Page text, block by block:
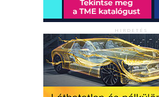
HIRDETÉS